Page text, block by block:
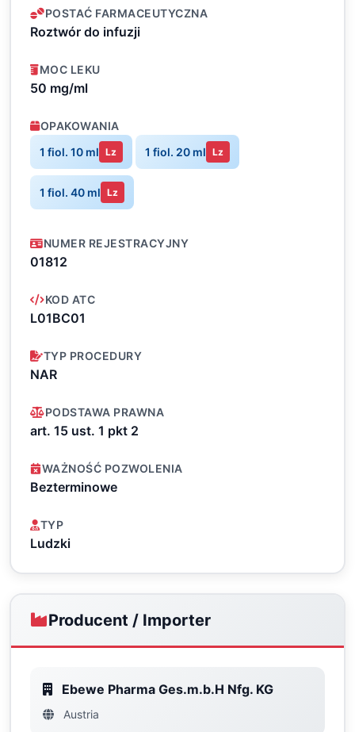
POSTAĆ FARMACEUTYCZNA
Roztwór do infuzji
MOC LEKU
50 mg/ml
OPAKOWANIA
1 fiol. 10 ml Lz 1 fiol. 20 ml Lz
1 fiol. 40 ml Lz
NUMER REJESTRACYJNY
01812
KOD ATC
L01BC01
TYP PROCEDURY
NAR
PODSTAWA PRAWNA
art. 15 ust. 1 pkt 2
WAŻNOŚĆ POZWOLENIA
Bezterminowe
TYP
Ludzki
Producent / Importer
Ebewe Pharma Ges.m.b.H Nfg. KG
Austria